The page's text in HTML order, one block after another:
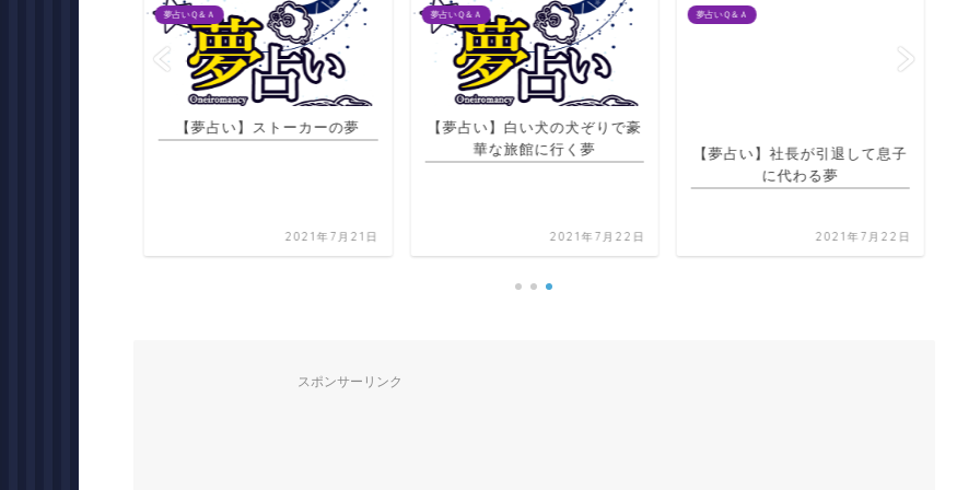
夢占いＱ＆Ａ
【夢占い】ストーカーの夢
2021年7月21日
夢占いＱ＆Ａ
【夢占い】白い犬の犬ぞりで豪
華な旅館に行く夢
2021年7月22日
夢占いＱ＆Ａ
に代わる夢
2021年7月22日
スポンサーリンク